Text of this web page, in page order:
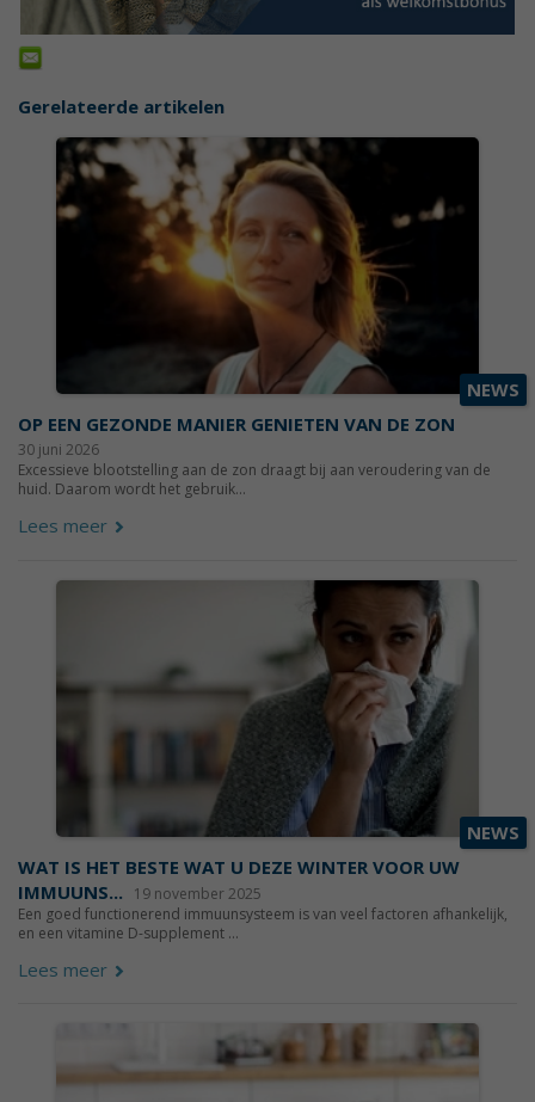
Gerelateerde artikelen
NEWS
OP EEN GEZONDE MANIER GENIETEN VAN DE ZON
30 juni 2026
Excessieve blootstelling aan de zon draagt bij aan veroudering van de
huid. Daarom wordt het gebruik...
Lees meer
NEWS
WAT IS HET BESTE WAT U DEZE WINTER VOOR UW
IMMUUNS...
19 november 2025
Een goed functionerend immuunsysteem is van veel factoren afhankelijk,
en een vitamine D-supplement ...
Lees meer